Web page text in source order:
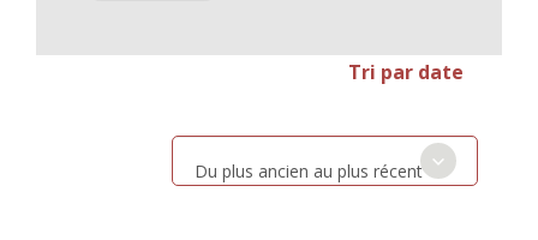
Tri par date
Du plus ancien au plus récent